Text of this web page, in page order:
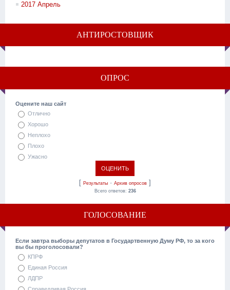
2017 Апрель
АНТИРОСТОВЩИК
ОПРОС
Оцените наш сайт
Отлично
Хорошо
Неплохо
Плохо
Ужасно
[ Результаты · Архив опросов ]
Всего ответов: 236
ГОЛОСОВАНИЕ
Если завтра выборы депутатов в Государтвенную Думу РФ, то за кого
вы бы проголосовали?
КПРФ
Единая Россия
ЛДПР